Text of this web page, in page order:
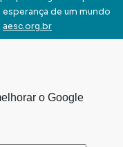
de um mundo
aesc.org.br
o Google